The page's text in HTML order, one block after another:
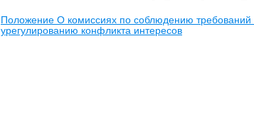
Положение О комиссиях по соблюдению
урегулированию конфликта интересов